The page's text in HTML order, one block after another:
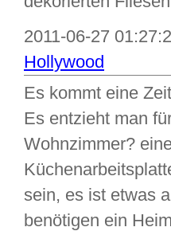
2011-06-27
Hollywood
Es kommt eine
Es entzieht man
Wohnzimmer?
sein, es ist etwas
benötigen ein